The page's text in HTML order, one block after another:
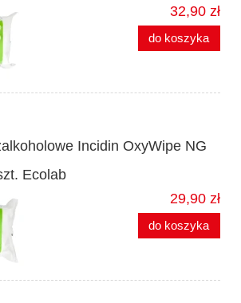
32,90 zł
do koszyka
Incidin OxyWipe NG
Ecolab
29,90 zł
do koszyka